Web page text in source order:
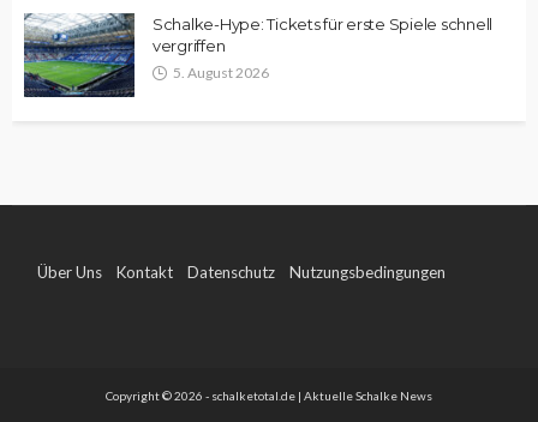
Schalke-Hype: Tickets für erste Spiele schnell
vergriffen
5. August 2026
Über Uns Kontakt Datenschutz Nutzungsbedingungen
Copyright © 2026 - schalketotal.de | Aktuelle Schalke News